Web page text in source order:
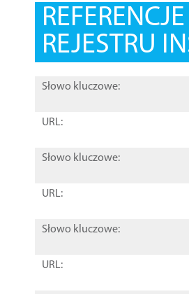
REJESTRU
Słowo kluczowe:
URL:
Słowo kluczowe:
URL:
Słowo kluczowe:
URL: